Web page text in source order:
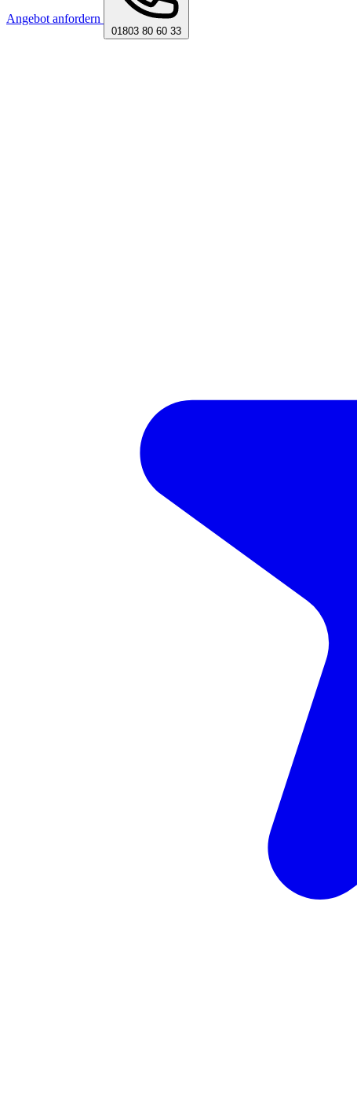
Angebot anfordern
01803 80 60 33